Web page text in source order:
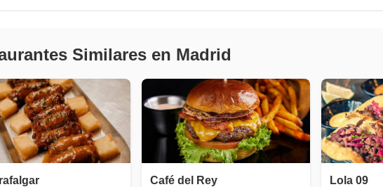
Similares en Madrid
Café del Rey Lola 09